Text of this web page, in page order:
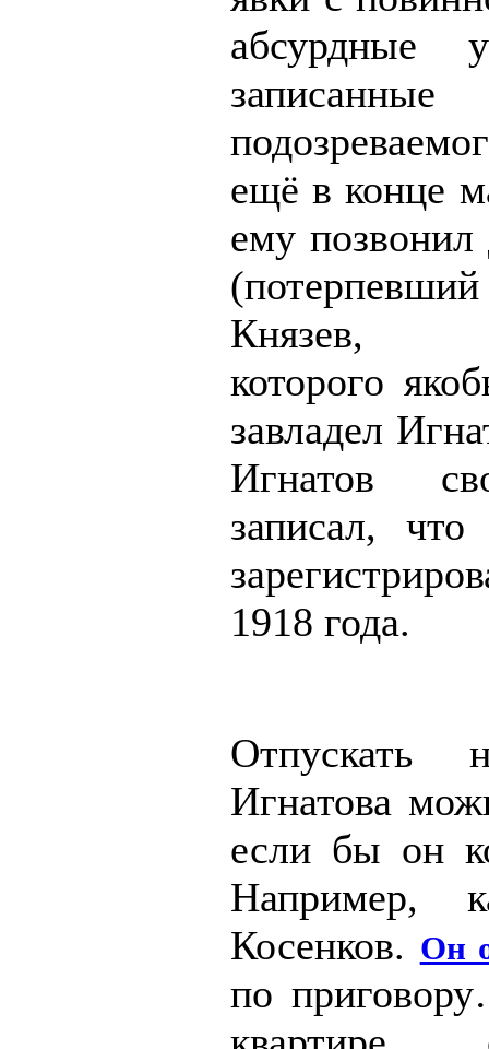
абсурдные
ещё в конце
ему позвонил
Князев,
которого
завладел
Игнатов
записал,
1918 года.
Отпускать
Игнатова
если бы он
Например,
Косенков. Он
по